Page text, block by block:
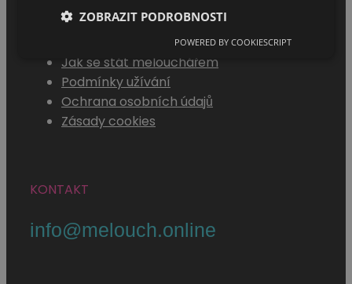
MENU
Jak se stát melouchářem
Podmínky užívání
Ochrana osobních údajů
Zásady cookies
KONTAKT
info@melouch.online
ZOBRAZIT PODROBNOSTI
POWERED BY COOKIESCRIPT